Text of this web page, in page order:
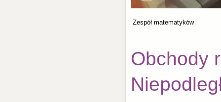
Zespół matematyków
Obchody